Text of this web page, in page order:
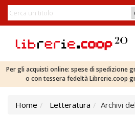
Per gli acquisti online: spese di spedizione
o con tessera fedeltà Librerie.coop
Home Letteratura Archivi